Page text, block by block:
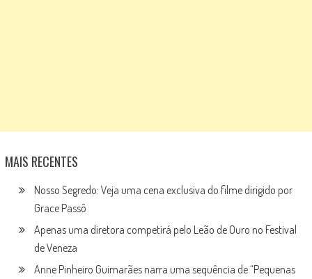
MAIS RECENTES
Nosso Segredo: Veja uma cena exclusiva do filme dirigido por
Grace Passô
Apenas uma diretora competirá pelo Leão de Ouro no Festival
de Veneza
Anne Pinheiro Guimarães narra uma sequência de “Pequenas